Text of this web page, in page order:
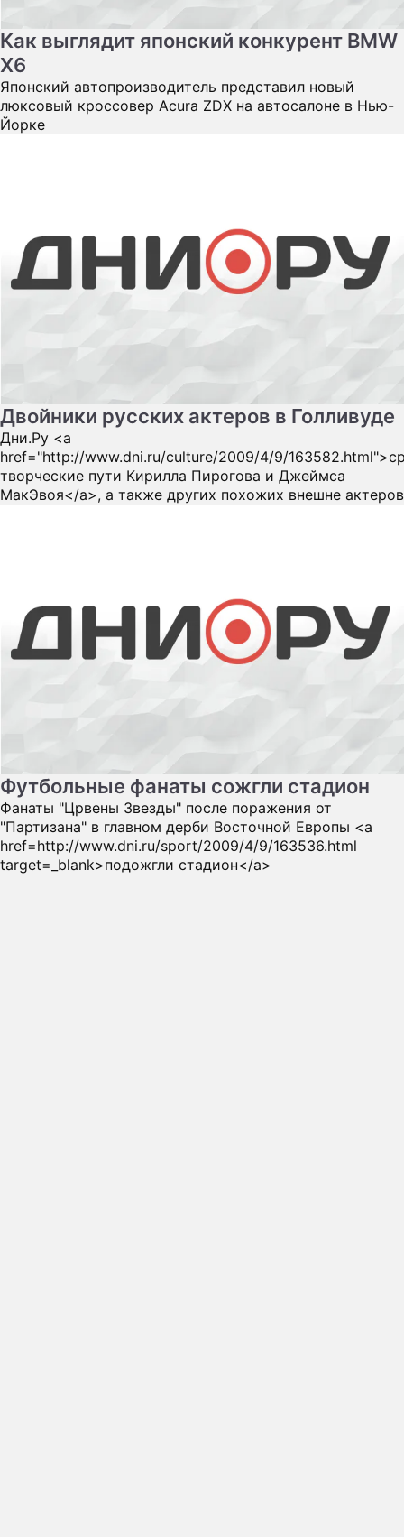
Как выглядит японский конкурент BMW
X6
Японский автопроизводитель представил новый
люксовый кроссовер Acura ZDX на автосалоне в Нью-
Йорке
Двойники русских актеров в Голливуде
Дни.Ру <a
href="http://www.dni.ru/culture/2009/4/9/
творческие пути Кирилла Пирогова и Джеймса
МакЭвоя</a>, а также других похожих внешне актеров
Футбольные фанаты сожгли стадион
Фанаты "Црвены Звезды" после поражения от
"Партизана" в главном дерби Восточной Европы <a
href=http://www.dni.ru/sport/2009/4/9/163536.html
target=_blank>подожгли стадион</a>